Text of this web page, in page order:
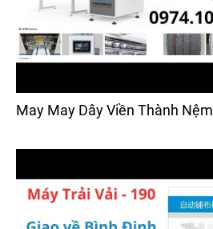
May May Dây Viền Thành Nệm